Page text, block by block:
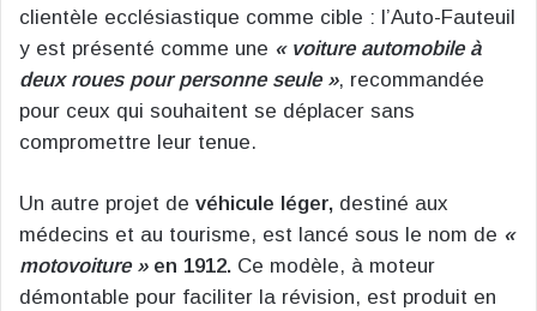
clientèle ecclésiastique comme cible : l’Auto-Fauteuil
y est présenté comme une « voiture automobile à
deux roues pour personne seule », recommandée
pour ceux qui souhaitent se déplacer sans
compromettre leur tenue.
Un autre projet de véhicule léger, destiné aux
médecins et au tourisme, est lancé sous le nom de «
motovoiture »en 1912. Ce modèle, à moteur
démontable pour faciliter la révision, est produit en